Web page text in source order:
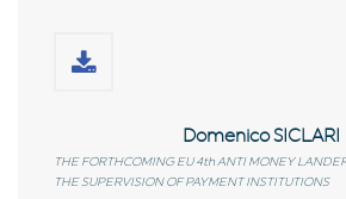
Domenico SICLARI
THE FORTHCOMING EU 4th ANTI MONEY
THE SUPERVISION OF PAYMENT INSTITUTIONS